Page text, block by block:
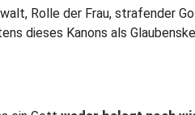
Rolle der Frau, strafender
dieses Kanons als